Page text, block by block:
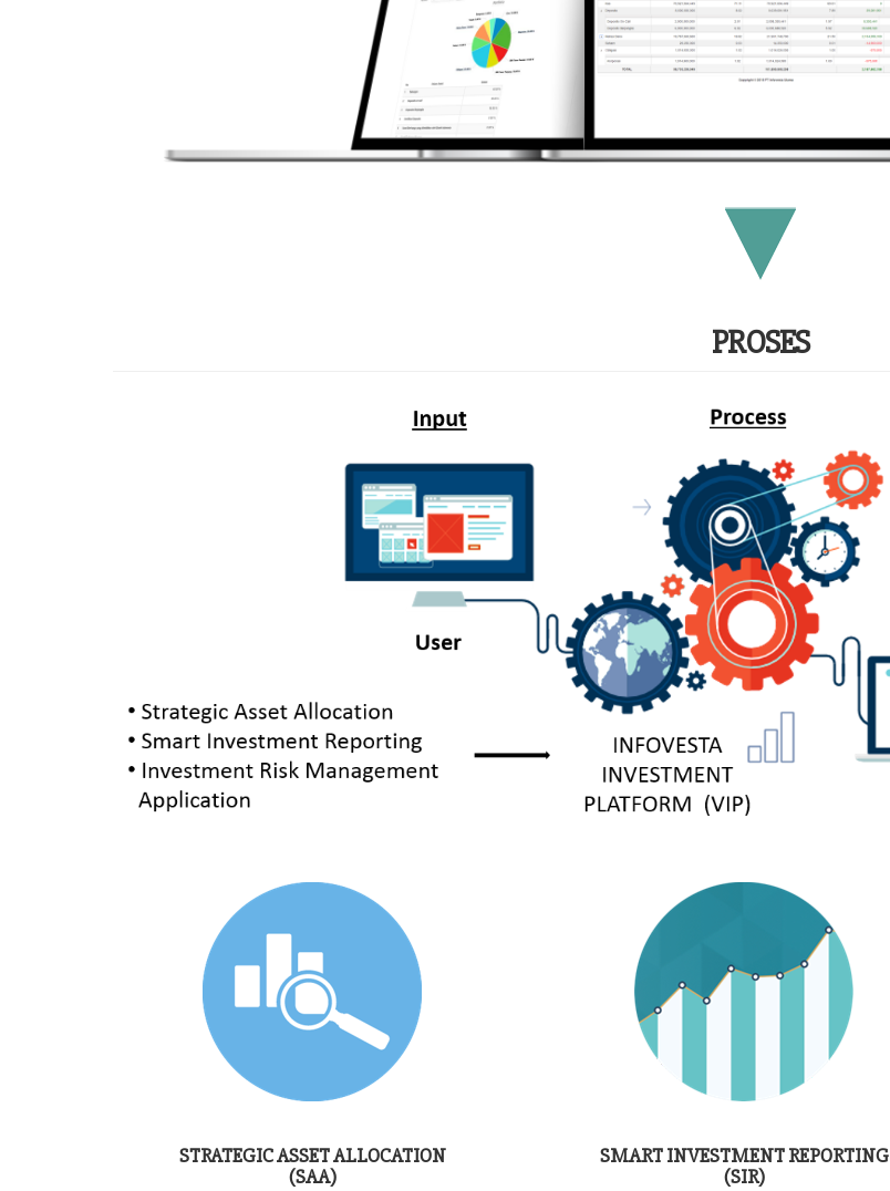
PROSES
STRATEGIC ASSET ALLOCATION
(SAA)
SMART INVESTMENT REPORTING
(SIR)